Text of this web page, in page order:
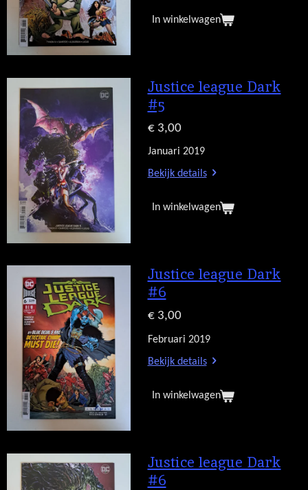
In winkelwagen
Justice league Dark
#5
€ 3,00
Januari 2019
Bekijk details
In winkelwagen
Justice league Dark
#6
€ 3,00
Februari 2019
Bekijk details
In winkelwagen
Justice league Dark
#6